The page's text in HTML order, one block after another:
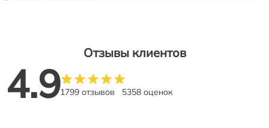
Отзывы клиентов
4.91799 отзывов 5358 оценок